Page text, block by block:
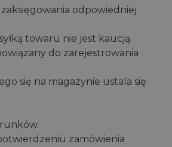
odpowiedniej
towaru nie jest kaucją.
do zarejestrowania
się na magazynie ustala się
zamówienia